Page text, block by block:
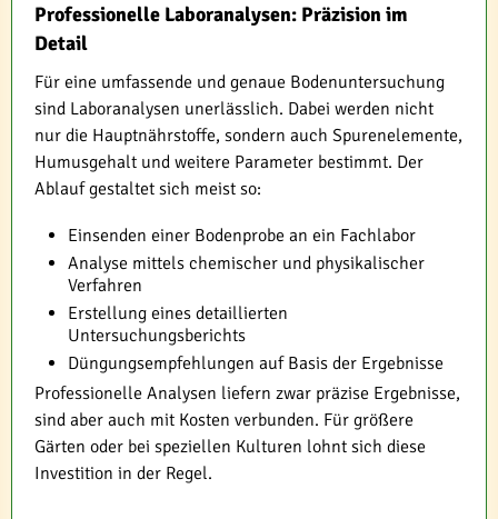
Professionelle Laboranalysen: Präzision im
Detail
Für eine umfassende und genaue Bodenuntersuchung
sind Laboranalysen unerlässlich. Dabei werden nicht
nur die Hauptnährstoffe, sondern auch Spurenelemente,
Humusgehalt und weitere Parameter bestimmt. Der
Ablauf gestaltet sich meist so:
Einsenden einer Bodenprobe an ein Fachlabor
Analyse mittels chemischer und physikalischer
Verfahren
Erstellung eines detaillierten
Untersuchungsberichts
Düngungsempfehlungen auf Basis der Ergebnisse
Professionelle Analysen liefern zwar präzise Ergebnisse,
sind aber auch mit Kosten verbunden. Für größere
Gärten oder bei speziellen Kulturen lohnt sich diese
Investition in der Regel.